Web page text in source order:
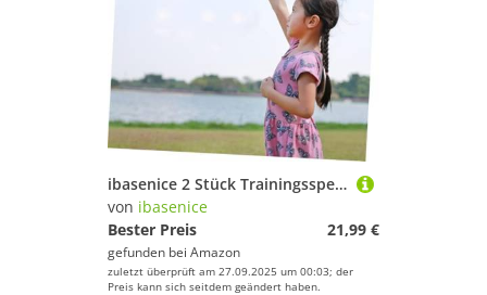
ibasenice 2 Stück Trainingsspeer Wurfspeer aus Weichem Kunststoff Sicherer Wurftrainer für Erwachsene Langlebiger Kunststoff für Schule Wettkampf Farbiges Wurfspielzeug
von ibasenice
Bester Preis
21,99 €
gefunden bei Amazon
zuletzt überprüft am 27.09.2025 um 00:03; der
Preis kann sich seitdem geändert haben.